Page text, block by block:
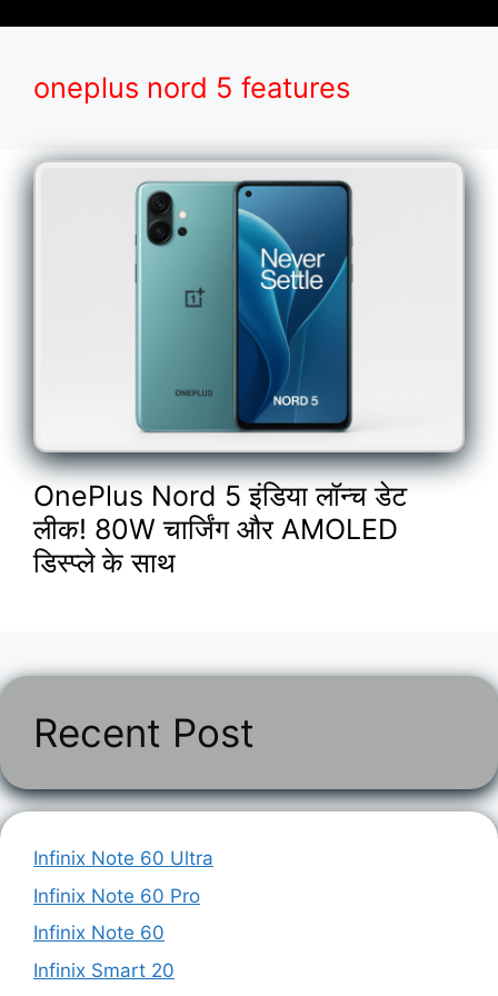
oneplus nord 5 features
OnePlus Nord 5 इंडिया लॉन्च डेट
लीक! 80W चार्जिंग और AMOLED
डिस्प्ले के साथ
Recent Post
Infinix Note 60 Ultra
Infinix Note 60 Pro
Infinix Note 60
Infinix Smart 20